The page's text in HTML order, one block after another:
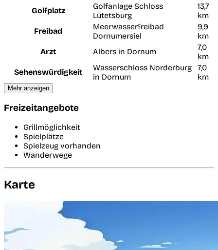
Golfplatz
Golfanlage Schloss
Lütetsburg
13,7
km
Freibad
Meerwasserfreibad
Dornumersiel
9,9
km
Arzt
Albers in Dornum
7,0
km
Sehenswürdigkeit
Wasserschloss Norderburg
in Dornum
7,0
km
Mehr anzeigen
Freizeitangebote
Grillmöglichkeit
Spielplätze
Spielzeug vorhanden
Wanderwege
Karte